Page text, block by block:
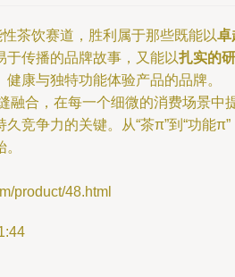
茶饮赛道，胜利属于那些既能以卓
于传播的品牌故事，又能以扎实的研
康与独特功能体验产品的品牌。
融合，在每一个细微的消费场景中
竞争力的关键。从“茶π”到“功能π”
product/48.html